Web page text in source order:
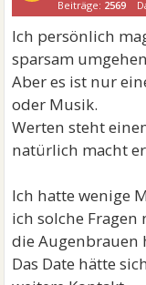
Beiträge: 2569
Ich persönlich
sparsam
Aber es ist nur
oder Musik.
Werten steht
natürlich macht
Ich hatte wenige
ich solche
die Augenbrauen
Das Date hätte